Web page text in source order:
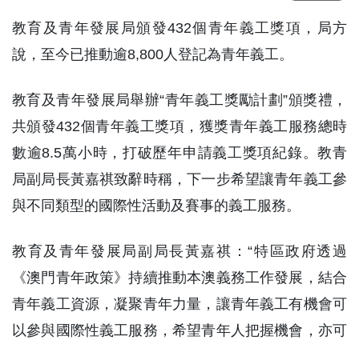
教育及青年發展局頒發432個青年義工獎項，局方
說，至今已推動逾8,800人登記為青年義工。
教育及青年發展局舉辦“青年義工獎勵計劃”頒獎禮，
共頒發432個青年義工獎項，獲獎青年義工服務總時
數逾8.5萬小時，打破歷年申請義工獎項紀錄。教青
局副局長黃嘉祺致辭時稱，下一步希望讓青年義工參
與不同類型的國際性活動及賽事的義工服務。
教育及青年發展局副局長黃嘉祺：“特區政府透過
《澳門青年政策》持續推動本澳義務工作發展，結合
青年義工資源，凝聚青年力量，讓青年義工有機會可
以參與國際性義工服務，希望青年人把握機會，亦可